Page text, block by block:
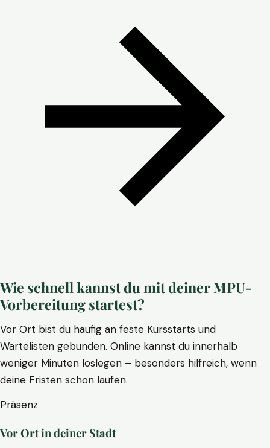
Wie schnell kannst du mit deiner MPU-
Vorbereitung startest?
Vor Ort bist du häufig an feste Kursstarts und
Wartelisten gebunden. Online kannst du innerhalb
weniger Minuten loslegen – besonders hilfreich, wenn
deine Fristen schon laufen.
Präsenz
Vor Ort in deiner Stadt